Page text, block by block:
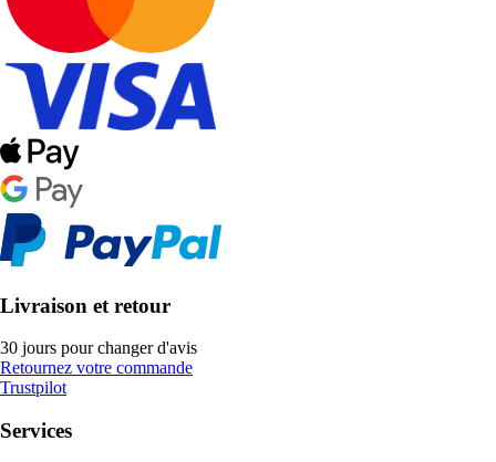
Livraison et retour
30 jours pour changer d'avis
Retournez votre commande
Trustpilot
Services